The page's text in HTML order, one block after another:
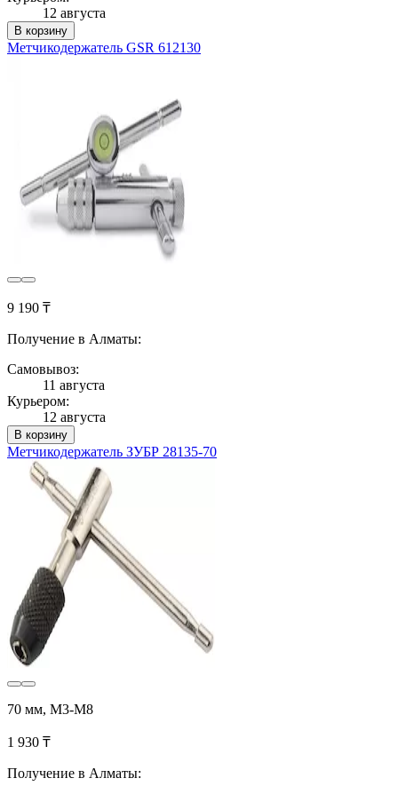
12 августа
В корзину
Метчикодержатель GSR 612130
9 190 ₸
Получение в Алматы:
Самовывоз:
11 августа
Курьером:
12 августа
В корзину
Метчикодержатель ЗУБР 28135-70
70 мм, М3-М8
1 930 ₸
Получение в Алматы: